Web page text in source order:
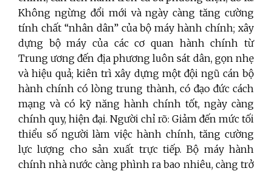
Không ngừng đổi mới và ngày càng tăng cường
tính chất “nhân dân” của bộ máy hành chính; xây
dựng bộ máy của các cơ quan hành chính từ
Trung ương đến địa phương luôn sát dân, gọn nhẹ
và hiệu quả; kiên trì xây dựng một đội ngũ cán bộ
hành chính có lòng trung thành, có đạo đức cách
mạng và có kỹ năng hành chính tốt, ngày càng
chính quy, hiện đại. Người chỉ rõ: Giảm đến mức tối
thiểu số người làm việc hành chính, tăng cường
lực lượng cho sản xuất trực tiếp. Bộ máy hành
chính nhà nước càng phình ra bao nhiêu, càng trở